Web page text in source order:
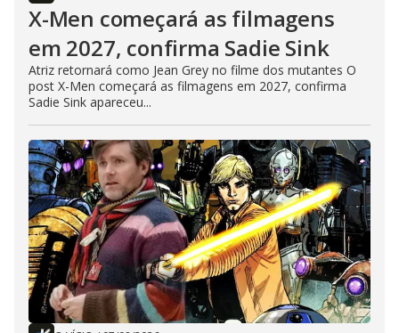
X-Men começará as filmagens
em 2027, confirma Sadie Sink
Atriz retornará como Jean Grey no filme dos mutantes O
post X-Men começará as filmagens em 2027, confirma
Sadie Sink apareceu...